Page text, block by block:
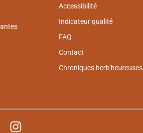
Accessibilité
Indicateur qualité
FAQ
Contact
Chroniques herb'heureuses